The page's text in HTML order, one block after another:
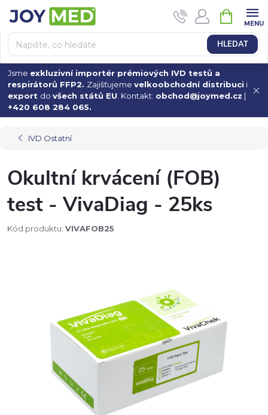
na
obsah
HLEDAT
KOŠÍK
Jsme exkluzivní importér prémiových IVD testů a
respirátorů FFP2. Zajišťujeme velkoobchodní distribuci i
export do všech států EU . Kontakt: obchod@joymed.cz |
+420 608 284 065.
IVD Ostatní
Okultní krvácení (FOB)
test - VivaDiag - 25ks
Kód produktu: VIVAFOB25